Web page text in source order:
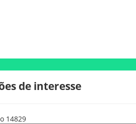
de interesse
14829